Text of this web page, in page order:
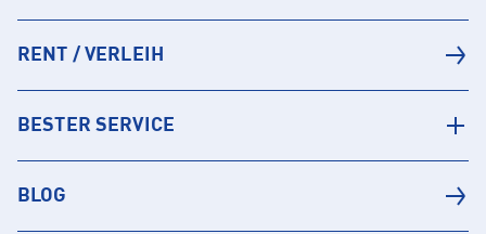
RENT / VERLEIH
BESTER SERVICE
BLOG